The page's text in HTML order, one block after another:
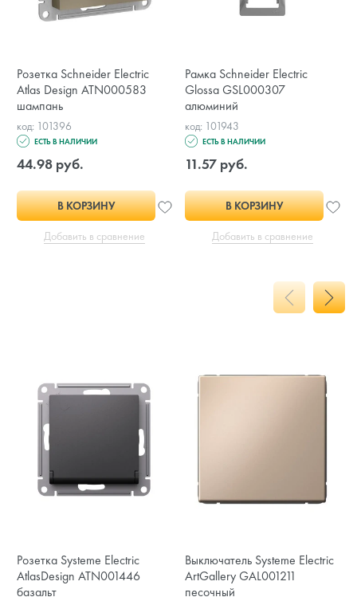
Розетка Schneider Electric
Atlas Design ATN000583
шампань
код: 101396
ЕСТЬ В НАЛИЧИИ
44.98 руб.
В КОРЗИНУ
Добавить в сравнение
Рамка Schneider Electric
Glossa GSL000307
алюминий
код: 101943
ЕСТЬ В НАЛИЧИИ
11.57 руб.
В КОРЗИНУ
Добавить в сравнение
Розетка Systeme Electric
AtlasDesign ATN001446
базальт
Выключатель Systeme Electric
ArtGallery GAL001211
песочный